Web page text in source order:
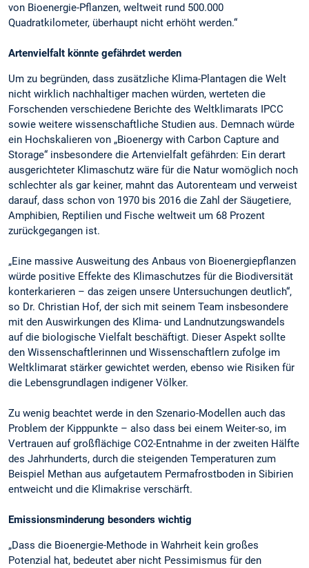
von Bioenergie-Pflanzen, weltweit rund 500.000
Quadratkilometer, überhaupt nicht erhöht werden.“
Artenvielfalt könnte gefährdet werden
Um zu begründen, dass zusätzliche Klima-Plantagen die Welt
nicht wirklich nachhaltiger machen würden, werteten die
Forschenden verschiedene Berichte des Weltklimarats IPCC
sowie weitere wissenschaftliche Studien aus. Demnach würde
ein Hochskalieren von „Bioenergy with Carbon Capture and
Storage“ insbesondere die Artenvielfalt gefährden: Ein derart
ausgerichteter Klimaschutz wäre für die Natur womöglich noch
schlechter als gar keiner, mahnt das Autorenteam und verweist
darauf, dass schon von 1970 bis 2016 die Zahl der Säugetiere,
Amphibien, Reptilien und Fische weltweit um 68 Prozent
zurückgegangen ist.
„Eine massive Ausweitung des Anbaus von Bioenergiepflanzen
würde positive Effekte des Klimaschutzes für die Biodiversität
konterkarieren – das zeigen unsere Untersuchungen deutlich“,
so Dr. Christian Hof, der sich mit seinem Team insbesondere
mit den Auswirkungen des Klima- und Landnutzungswandels
auf die biologische Vielfalt beschäftigt. Dieser Aspekt sollte
den Wissenschaftlerinnen und Wissenschaftlern zufolge im
Weltklimarat stärker gewichtet werden, ebenso wie Risiken für
die Lebensgrundlagen indigener Völker.
Zu wenig beachtet werde in den Szenario-Modellen auch das
Problem der Kipppunkte – also dass bei einem Weiter-so, im
Vertrauen auf großflächige CO2-Entnahme in der zweiten Hälfte
des Jahrhunderts, durch die steigenden Temperaturen zum
Beispiel Methan aus aufgetautem Permafrostboden in Sibirien
entweicht und die Klimakrise verschärft.
Emissionsminderung besonders wichtig
„Dass die Bioenergie-Methode in Wahrheit kein großes
Potenzial hat, bedeutet aber nicht Pessimismus für den